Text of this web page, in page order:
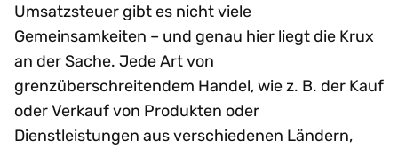
Umsatzsteuer gibt es nicht viele
Gemeinsamkeiten – und genau hier liegt die Krux
an der Sache. Jede Art von
grenzüberschreitendem Handel, wie z. B. der Kauf
oder Verkauf von Produkten oder
Dienstleistungen aus verschiedenen Ländern,